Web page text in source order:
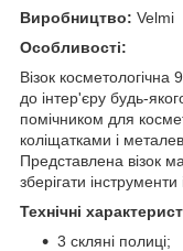
Виробництво: Velmi
Особливості:
Візок
до інтер'єру будь-
помічником для
коліщатками і
Представлена візок
зберігати
Технічні
3 скляні полиці;